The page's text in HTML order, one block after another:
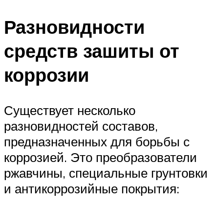
Разновидности
средств зашиты от
коррозии
Существует несколько
разновидностей составов,
предназначенных для борьбы с
коррозией. Это преобразователи
ржавчины, специальные грунтовки
и антикоррозийные покрытия: